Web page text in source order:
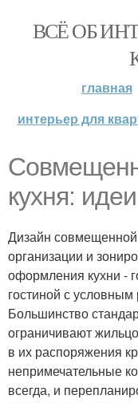
ВСЁ ОБ
главная
интерьер для
кухня:
Дизайн совмещенной
организации и
оформления кухни -
гостиной с
Большинство
ограничивают
в их распоряжения
непримечательные
всегда, и